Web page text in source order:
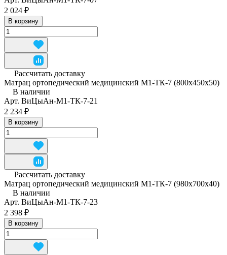
2 024 ₽
В корзину
Рассчитать доставку
Матрац ортопедический медицинский М1-ТК-7 (800x450x50)
В наличии
Арт. ВиЦыАн-М1-ТК-7-21
2 234 ₽
В корзину
Рассчитать доставку
Матрац ортопедический медицинский М1-ТК-7 (980x700x40)
В наличии
Арт. ВиЦыАн-М1-ТК-7-23
2 398 ₽
В корзину